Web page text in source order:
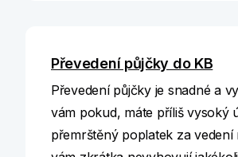
Převedení půjčky do KB
Převedení půjčky je snadné a
vám pokud, máte příliš vysoký
přemrštěný poplatek za vedení